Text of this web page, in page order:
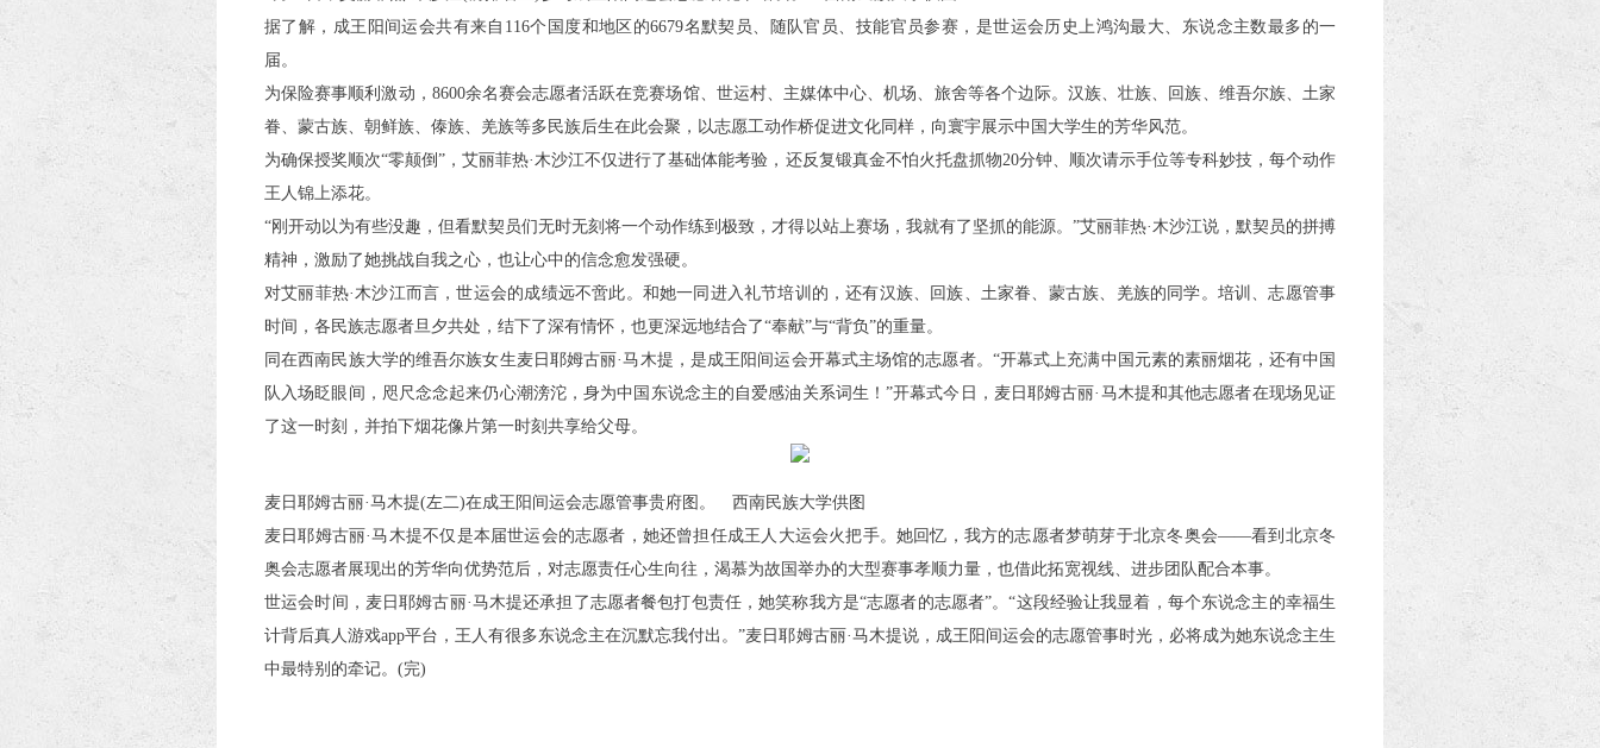
据了解，成王阳间运会共有来自116个国度和地区的6679名默契员、随队官员、技能官员参赛，是世运会历史上鸿沟最大、东说念主数最多的一
届。
为保险赛事顺利激动，8600余名赛会志愿者活跃在竞赛场馆、世运村、主媒体中心、机场、旅舍等各个边际。汉族、壮族、回族、维吾尔族、土家
眷、蒙古族、朝鲜族、傣族、羌族等多民族后生在此会聚，以志愿工动作桥促进文化同样，向寰宇展示中国大学生的芳华风范。
为确保授奖顺次“零颠倒”，艾丽菲热·木沙江不仅进行了基础体能考验，还反复锻真金不怕火托盘抓物20分钟、顺次请示手位等专科妙技，每个动作
王人锦上添花。
“刚开动以为有些没趣，但看默契员们无时无刻将一个动作练到极致，才得以站上赛场，我就有了坚抓的能源。”艾丽菲热·木沙江说，默契员的拼搏
精神，激励了她挑战自我之心，也让心中的信念愈发强硬。
对艾丽菲热·木沙江而言，世运会的成绩远不啻此。和她一同进入礼节培训的，还有汉族、回族、土家眷、蒙古族、羌族的同学。培训、志愿管事
时间，各民族志愿者旦夕共处，结下了深有情怀，也更深远地结合了“奉献”与“背负”的重量。
同在西南民族大学的维吾尔族女生麦日耶姆古丽·马木提，是成王阳间运会开幕式主场馆的志愿者。“开幕式上充满中国元素的素丽烟花，还有中国
队入场眨眼间，咫尺念念起来仍心潮滂沱，身为中国东说念主的自爱感油关系词生！”开幕式今日，麦日耶姆古丽·马木提和其他志愿者在现场见证
了这一时刻，并拍下烟花像片第一时刻共享给父母。
麦日耶姆古丽·马木提(左二)在成王阳间运会志愿管事贵府图。 西南民族大学供图
麦日耶姆古丽·马木提不仅是本届世运会的志愿者，她还曾担任成王人大运会火把手。她回忆，我方的志愿者梦萌芽于北京冬奥会——看到北京冬
奥会志愿者展现出的芳华向优势范后，对志愿责任心生向往，渴慕为故国举办的大型赛事孝顺力量，也借此拓宽视线、进步团队配合本事。
世运会时间，麦日耶姆古丽·马木提还承担了志愿者餐包打包责任，她笑称我方是“志愿者的志愿者”。“这段经验让我显着，每个东说念主的幸福生
计背后真人游戏app平台，王人有很多东说念主在沉默忘我付出。”麦日耶姆古丽·马木提说，成王阳间运会的志愿管事时光，必将成为她东说念主生
中最特别的牵记。(完)